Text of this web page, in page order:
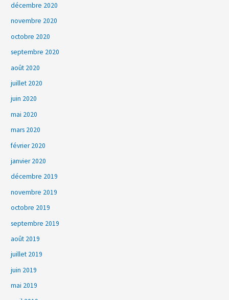
décembre 2020
novembre 2020
octobre 2020
septembre 2020
août 2020
juillet 2020
juin 2020
mai 2020
mars 2020
février 2020
janvier 2020
décembre 2019
novembre 2019
octobre 2019
septembre 2019
août 2019
juillet 2019
juin 2019
mai 2019